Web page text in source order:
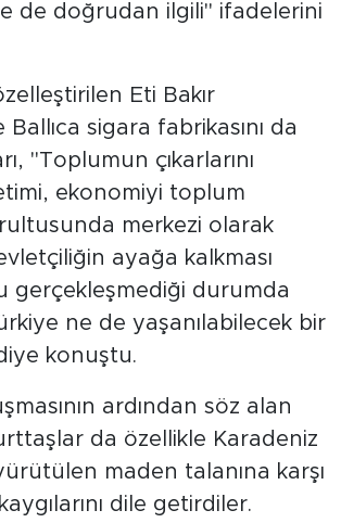
de doğrudan ilgili" ifadelerini
Eti Bakır
sigara fabrikasını da
"Toplumun çıkarlarını
ekonomiyi toplum
merkezi olarak
ayağa kalkması
gerçekleşmediği durumda
ne de yaşanılabilecek bir
konuştu.
ardından söz alan
da özellikle Karadeniz
maden talanına karşı
dile getirdiler.